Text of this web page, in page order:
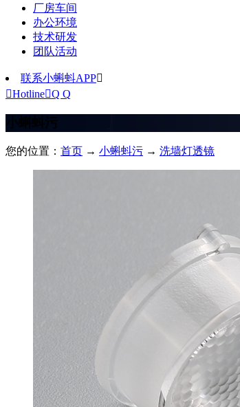
厂房车间
办公环境
技术研发
团队活动
联系小蝌蚪APP
HotlineQ Q
小蝌蚪污
您的位置： 首页 → 小蝌蚪污 → 洗墙灯透镜